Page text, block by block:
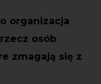
organizacja
osób
zmagają się z